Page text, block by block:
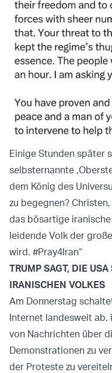
Einige Stunden später
selbsternannte
dem König des
zu begegnen?
das bösartige
leidende Volk der
wird. #Pray4Iran“
TRUMP SAGT, DIE
IRANISCHEN VOLKES
Am Donnerstag
Internet landesweit
von Nachrichten über
Demonstrationen zu
der Proteste zu